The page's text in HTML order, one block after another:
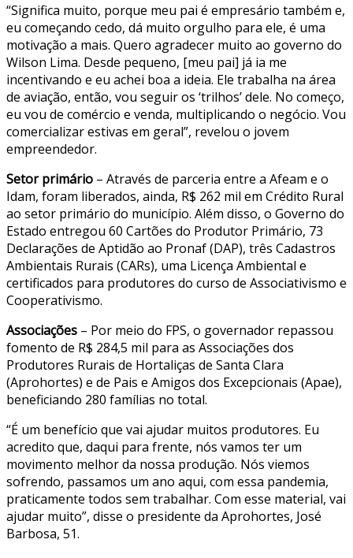
“Significa muito, porque meu pai é empresário também e,
eu começando cedo, dá muito orgulho para ele, é uma
motivação a mais. Quero agradecer muito ao governo do
Wilson Lima. Desde pequeno, [meu pai] já ia me
incentivando e eu achei boa a ideia. Ele trabalha na área
de aviação, então, vou seguir os ‘trilhos’ dele. No começo,
eu vou de comércio e venda, multiplicando o negócio. Vou
comercializar estivas em geral”, revelou o jovem
empreendedor.
Setor primário – Através de parceria entre a Afeam e o
Idam, foram liberados, ainda, R$ 262 mil em Crédito Rural
ao setor primário do município. Além disso, o Governo do
Estado entregou 60 Cartões do Produtor Primário, 73
Declarações de Aptidão ao Pronaf (DAP), três Cadastros
Ambientais Rurais (CARs), uma Licença Ambiental e
certificados para produtores do curso de Associativismo e
Cooperativismo.
Associações – Por meio do FPS, o governador repassou
fomento de R$ 284,5 mil para as Associações dos
Produtores Rurais de Hortaliças de Santa Clara
(Aprohortes) e de Pais e Amigos dos Excepcionais (Apae),
beneficiando 280 famílias no total.
“É um benefício que vai ajudar muitos produtores. Eu
acredito que, daqui para frente, nós vamos ter um
movimento melhor da nossa produção. Nós viemos
sofrendo, passamos um ano aqui, com essa pandemia,
praticamente todos sem trabalhar. Com esse material, vai
ajudar muito”, disse o presidente da Aprohortes, José
Barbosa, 51.